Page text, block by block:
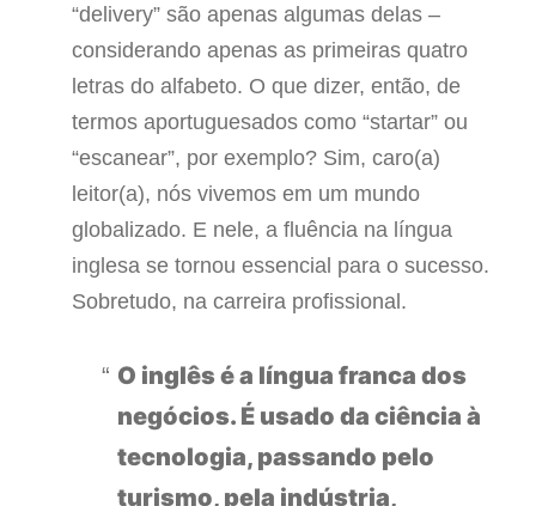
“delivery” são apenas algumas delas –
considerando apenas as primeiras quatro
letras do alfabeto. O que dizer, então, de
termos aportuguesados como “startar” ou
“escanear”, por exemplo? Sim, caro(a)
leitor(a), nós vivemos em um mundo
globalizado. E nele, a fluência na língua
inglesa se tornou essencial para o sucesso.
Sobretudo, na carreira profissional.
O inglês é a língua franca dos
negócios. É usado da ciência à
tecnologia, passando pelo
turismo, pela indústria,